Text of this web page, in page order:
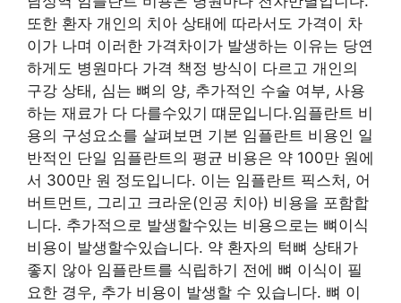
또한 환자 개인의 치아 상태에 따라서도 가격이 차
이가 나며 이러한 가격차이가 발생하는 이유는 당연
하게도 병원마다 가격 책정 방식이 다르고 개인의
구강 상태, 심는 뼈의 양, 추가적인 수술 여부, 사용
하는 재료가 다 다를수있기 떄문입니다.임플란트 비
용의 구성요소를 살펴보면 기본 임플란트 비용인 일
반적인 단일 임플란트의 평균 비용은 약 100만 원에
서 300만 원 정도입니다. 이는 임플란트 픽스처, 어
버트먼트, 그리고 크라운(인공 치아) 비용을 포함합
니다. 추가적으로 발생할수있는 비용으로는 뼈이식
비용이 발생할수있습니다. 약 환자의 턱뼈 상태가
좋지 않아 임플란트를 식립하기 전에 뼈 이식이 필
요한 경우, 추가 비용이 발생할 수 있습니다. 뼈 이